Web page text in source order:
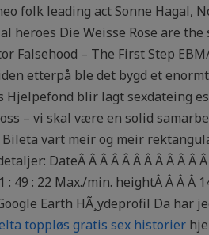
folk leading act Sonne
Die Weisse Rose are the
Falsehood – The First Step
etterpå ble det bygd et
blir lagt sexdateing
– vi skal være en solid
vart meir og meir
DateÂ Â Â Â Â Â Â Â Â Â Â
: 49 : 22 Max./min. heightÂ Â Â
Earth HÃ¸ydeprofil Da
toppløs gratis sex historier